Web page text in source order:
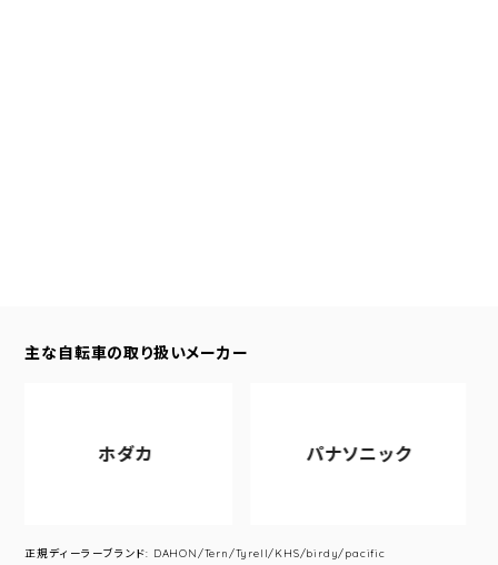
主な自転車の取り扱いメーカー
ホダカ パナソニック
正規ディーラーブランド: DAHON/Tern/Tyrell/KHS/birdy/pacific